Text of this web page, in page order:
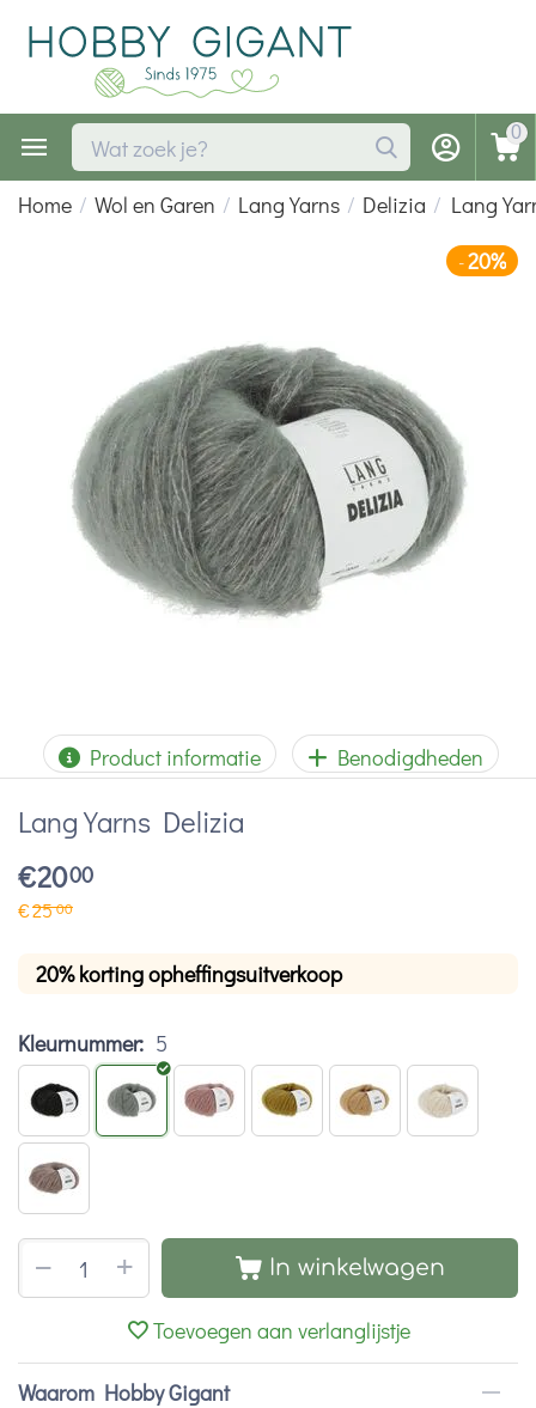
0
Home / Wol en Garen / Lang Yarns / Delizia / Lang
-20%
Product informatie Benodigdheden
Lang Yarns Delizia
€2000
€2500
20% korting opheffingsuitverkoop
Kleurnummer: 5
+
− In winkelwagen
Toevoegen aan verlanglijstje
Waarom Hobby Gigant